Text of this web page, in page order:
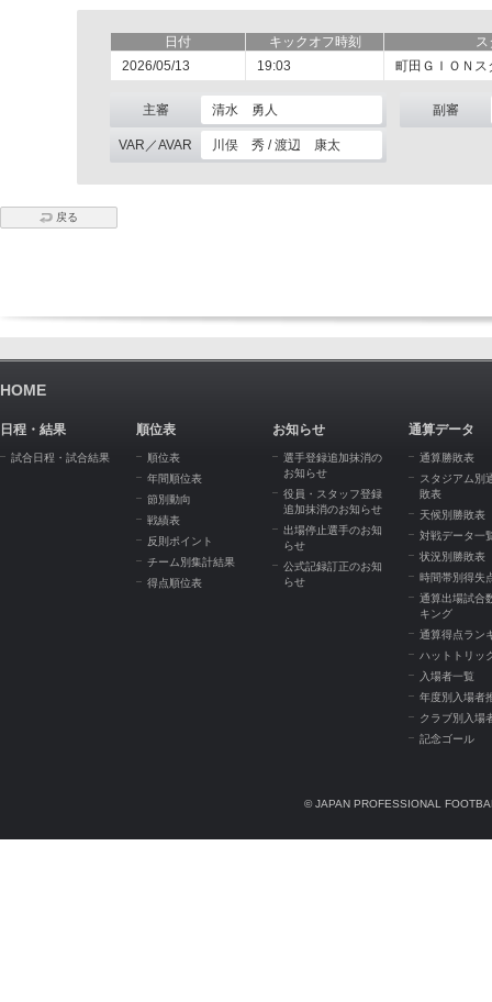
日付 キックオフ時刻
ス
2026/05/13
19:03 町田ＧＩＯＮス
主審 清水 勇人 副審
VAR／AVAR 川俣 秀 / 渡辺 康太
戻る
HOME
日程・結果
試合日程・試合結果
順位表
順位表
年間順位表
節別動向
戦績表
反則ポイント
チーム別集計結果
得点順位表
お知らせ
選手登録追加抹消の
お知らせ
役員・スタッフ登録
追加抹消のお知らせ
出場停止選手のお知
らせ
公式記録訂正のお知
らせ
通算データ
通算勝敗表
スタジアム別
敗表
天候別勝敗表
対戦データ一
状況別勝敗表
時間帯別得失
通算出場試合
キング
通算得点ラン
ハットトリッ
入場者一覧
年度別入場者
クラブ別入場
記念ゴール
© JAPAN PROFESSIONAL